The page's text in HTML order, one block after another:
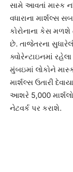
સામે આવતાં માસ્ક
વધારાના માર્શલ્સ
કોરોનાના કેસ
છે. તાજેતરના
ક્વોરેન્ટાઇનમાં
મુંબઇમાં લોકોને
માર્શલ્સ ઉતારી
આશરે 5,000
નેટવર્ક પર કરાશે.